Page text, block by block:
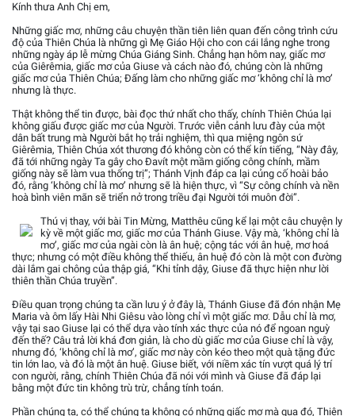
Kính thưa Anh Chị em,
Những giấc mơ, những câu chuyện thần tiên liên quan đến công trình cứu
độ của Thiên Chúa là những gì Mẹ Giáo Hội cho con cái lắng nghe trong
những ngày áp lễ mừng Chúa Giáng Sinh. Chẳng hạn hôm nay, giấc mơ
của Giêrêmia, giấc mơ của Giuse và cách nào đó, chúng còn là những
giấc mơ của Thiên Chúa; Đấng làm cho những giấc mơ ‘không chỉ là mơ’
nhưng là thực.
Thật không thể tin được, bài đọc thứ nhất cho thấy, chính Thiên Chúa lại
không giấu được giấc mơ của Người. Trước viễn cảnh lưu đày của một
dân bất trung mà Người bắt họ trải nghiệm, thì qua miệng ngôn sứ
Giêrêmia, Thiên Chúa xót thương đó không còn có thể kín tiếng, “Này đây,
đã tới những ngày Ta gây cho Đavít một mầm giống công chính, mầm
giống này sẽ làm vua thống trị”; Thánh Vịnh đáp ca lại củng cố hoài bảo
đó, rằng ‘không chỉ là mơ’ nhưng sẽ là hiện thực, vì “Sự công chính và nền
hoà bình viên mãn sẽ triển nở trong triều đại Người tới muôn đời”.
Thú vị thay, với bài Tin Mừng, Matthêu cũng kể lại một câu chuyện ly
kỳ về một giấc mơ, giấc mơ của Thánh Giuse. Vậy mà, ‘không chỉ là
mơ’, giấc mơ của ngài còn là ân huệ; cộng tác với ân huệ, mơ hoá
thực; nhưng có một điều không thể thiếu, ân huệ đó còn là một con đường
dài lắm gai chông của thập giá, “Khi tỉnh dậy, Giuse đã thực hiện như lời
thiên thần Chúa truyền”.
Điều quan trọng chúng ta cần lưu ý ở đây là, Thánh Giuse đã đón nhận Mẹ
Maria và ôm lấy Hài Nhi Giêsu vào lòng chỉ vì một giấc mơ. Dẫu chỉ là mơ,
vậy tại sao Giuse lại có thể dựa vào tính xác thực của nó để ngoan nguỳ
đến thế? Câu trả lời khá đơn giản, là cho dù giấc mơ của Giuse chỉ là vậy,
nhưng đó, ‘không chỉ là mơ’, giấc mơ này còn kéo theo một quà tặng đức
tin lớn lao, và đó là một ân huệ. Giuse biết, với niềm xác tín vượt quá lý trí
con người, rằng, chính Thiên Chúa đã nói với mình và Giuse đã đáp lại
bằng một đức tin không trù trừ, chẳng tính toán.
Phần chúng ta, có thể chúng ta không có những giấc mơ mà qua đó, Thiên